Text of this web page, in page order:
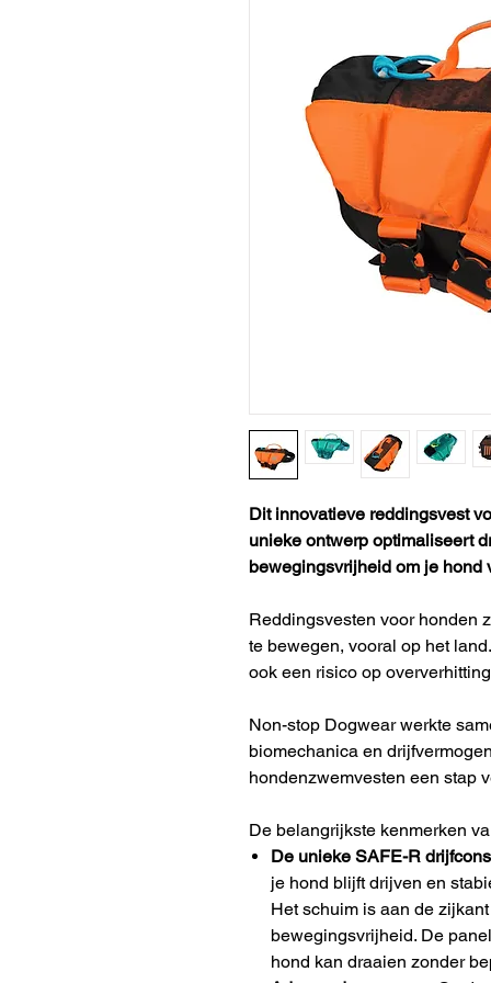
Dit innovatieve reddingsvest
unieke ontwerp optimaliseert
bewegingsvrijheid om je hond
Reddingsvesten voor honden
te bewegen, vooral op het
ook een risico op
Non-stop Dogwear werkte
biomechanica en
hondenzwemvesten een stap
De belangrijkste kenmerken
De unieke SAFE-R
je hond blijft drijven en
Het schuim is aan de
bewegingsvrijheid. De
hond kan draaien zonder